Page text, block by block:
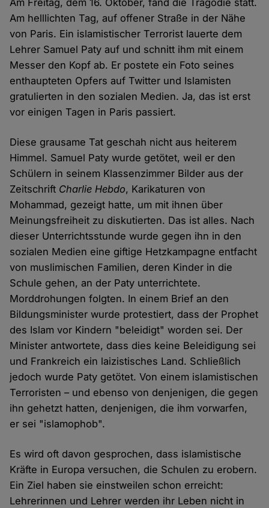
Am Freitag, dem 16. Oktober, fand die Tragödie statt.
Am helllichten Tag, auf offener Straße in der Nähe
von Paris. Ein islamistischer Terrorist lauerte dem
Lehrer Samuel Paty auf und schnitt ihm mit einem
Messer den Kopf ab. Er postete ein Foto seines
enthaupteten Opfers auf Twitter und Islamisten
gratulierten in den sozialen Medien. Ja, das ist erst
vor einigen Tagen in Paris passiert.
Diese grausame Tat geschah nicht aus heiterem
Himmel. Samuel Paty wurde getötet, weil er den
Schülern in seinem Klassenzimmer Bilder aus der
Zeitschrift Charlie Hebdo, Karikaturen von
Mohammad, gezeigt hatte, um mit ihnen über
Meinungsfreiheit zu diskutierten. Das ist alles. Nach
dieser Unterrichtsstunde wurde gegen ihn in den
sozialen Medien eine giftige Hetzkampagne entfacht
von muslimischen Familien, deren Kinder in die
Schule gehen, an der Paty unterrichtete.
Morddrohungen folgten. In einem Brief an den
Bildungsminister wurde protestiert, dass der Prophet
des Islam vor Kindern "beleidigt" worden sei. Der
Minister antwortete, dass dies keine Beleidigung sei
und Frankreich ein laizistisches Land. Schließlich
jedoch wurde Paty getötet. Von einem islamistischen
Terroristen – und ebenso von denjenigen, die gegen
ihn gehetzt hatten, denjenigen, die ihm vorwarfen,
er sei "islamophob".
Es wird oft davon gesprochen, dass islamistische
Kräfte in Europa versuchen, die Schulen zu erobern.
Ein Ziel haben sie einstweilen schon erreicht:
Lehrerinnen und Lehrer werden ihr Leben nicht in